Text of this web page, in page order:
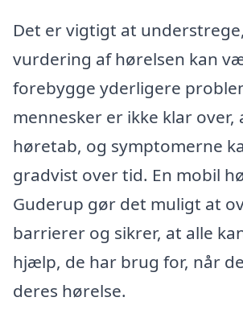
Det er vigtigt at
vurdering af hørelsen kan
forebygge yderligere
mennesker er ikke klar over,
høretab, og symptomerne
gradvist over tid. En mobil
Guderup gør det muligt at
barrierer og sikrer, at alle
hjælp, de har brug for, når
deres hørelse.